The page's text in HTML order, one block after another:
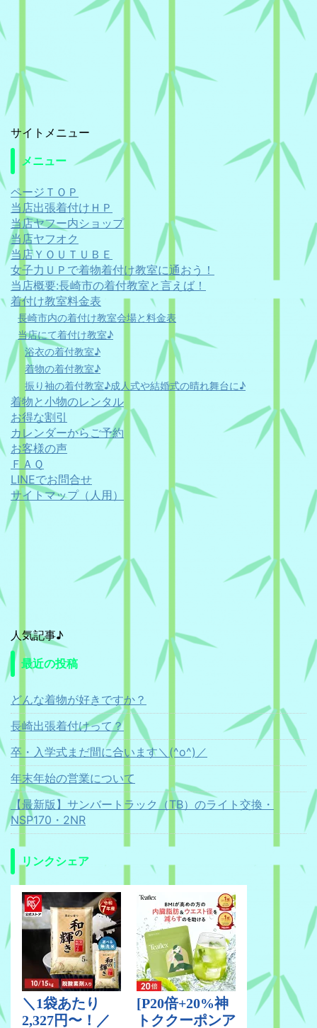
サイトメニュー
メニュー
ページＴＯＰ
当店出張着付けＨＰ
当店ヤフー内ショップ
当店ヤフオク
当店ＹＯＵＴＵＢＥ
女子力ＵＰで着物着付け教室に通おう！
当店概要:長崎市の着付教室と言えば！
着付け教室料金表
長崎市内の着付け教室会場と料金表
当店にて着付け教室♪
浴衣の着付教室♪
着物の着付教室♪
振り袖の着付教室♪成人式や結婚式の晴れ舞台に♪
着物と小物のレンタル
お得な割引
カレンダーからご予約
お客様の声
ＦＡＱ
LINEでお問合せ
サイトマップ（人用）
人気記事♪
最近の投稿
どんな着物が好きですか？
長崎出張着付けって？
卒・入学式まだ間に合います＼(^o^)／
年末年始の営業について
【最新版】サンバートラック（TB）のライト交換・
NSP170・2NR
リンクシェア